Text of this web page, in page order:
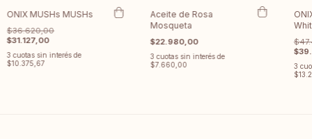
ONIX MUSHs MUSHs
$36.620,00
$31.127,00
3 cuotas sin interés de
$10.375,67
Aceite de Rosa
Mosqueta
$22.980,00
3 cuotas sin interés de
$7.660,00
3